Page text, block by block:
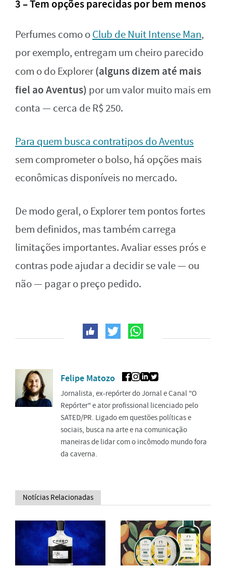
3 – Tem opções parecidas por bem menos
Perfumes como oClub de Nuit Intense Man,
por exemplo, entregam um cheiro parecido
com o do Explorer(alguns dizem até mais
fiel ao Aventus) por um valor muito mais em
conta — cerca de R$ 250.
Para quem busca contratipos do Aventus
sem comprometer o bolso, há opções mais
econômicas disponíveis no mercado.
De modo geral, o Explorer tem pontos fortes
bem definidos, mas também carrega
limitações importantes. Avaliar esses prós e
contras pode ajudar a decidir se vale — ou
não — pagar o preço pedido.
Felipe Matozo
Jornalista, ex-repórter do Jornal e Canal "O
Repórter" e ator profissional licenciado pelo
SATED/PR. Ligado em questões políticas e
sociais, busca na arte e na comunicação
maneiras de lidar com o incômodo mundo fora
da caverna.
Notícias Relacionadas